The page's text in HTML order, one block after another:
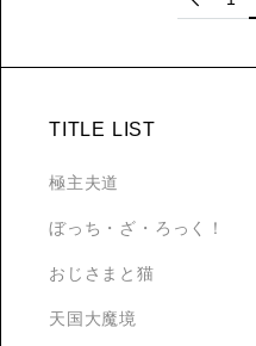
TITLE LIST
極主夫道
ぼっち・ざ・ろっく！
おじさまと猫
天国大魔境